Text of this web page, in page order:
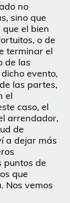
no
sino que
el bien
o de
terminar el
de las
evento,
las partes,
el
caso, el
arrendador,
de
a dejar más
puntos de
que
Nos vemos